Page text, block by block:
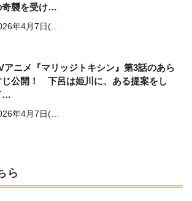
奇襲を受け…
年4月7日(…
アニメ『マリッジトキシン』第3話のあら
じ公開！ 下呂は姫川に、ある提案をし
…
年4月7日(…
ら